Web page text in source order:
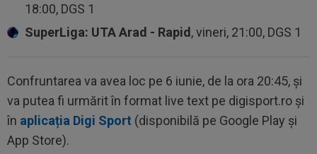
18:00, DGS 1
SuperLiga: UTA Arad - Rapid , vineri, 21:00, DGS 1
Confruntarea va avea loc pe 6 iunie, de la ora 20:45, și
va putea fi urmărit în format live text pe digisport.ro și
în aplicația Digi Sport (disponibilă pe Google Play și
App Store).